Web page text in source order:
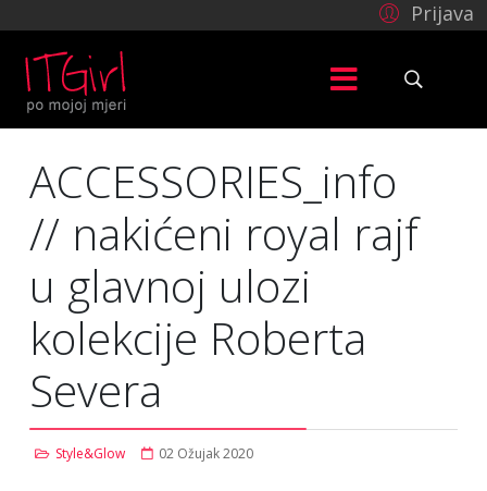
Prijava
ACCESSORIES_info
// nakićeni royal rajf
u glavnoj ulozi
kolekcije Roberta
Severa
Style&Glow 02 Ožujak 2020